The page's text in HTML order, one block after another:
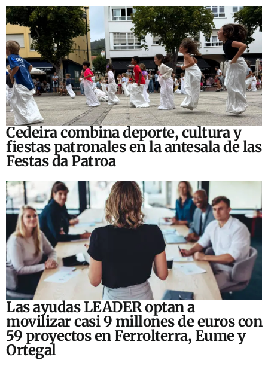
Cedeira combina deporte, cultura y
fiestas patronales en la antesala de las
Festas da Patroa
Las ayudas LEADER optan a
movilizar casi 9 millones de euros con
59 proyectos en Ferrolterra, Eume y
Ortegal